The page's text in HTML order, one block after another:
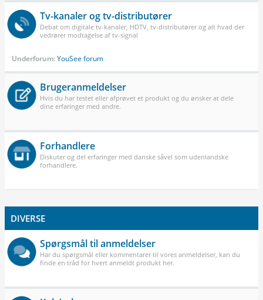
Tv-kanaler og tv-distributører
Debat om digitale tv-kanaler, HDTV, tv-distributører og alt hvad der
vedrører modtagelse af tv-signal
Underforum:YouSee forum
Brugeranmeldelser
Hvis du har testet eller afprøvet et produkt og du ønsker at dele
dine erfaringer med andre.
Forhandlere
Diskuter og del erfaringer med danske såvel som udenlandske
forhandlere.
DIVERSE
Spørgsmål til anmeldelser
Har du spørgsmål eller kommentarer til vores anmeldelser, kan du
finde en tråd for hvert anmeldt produkt her.